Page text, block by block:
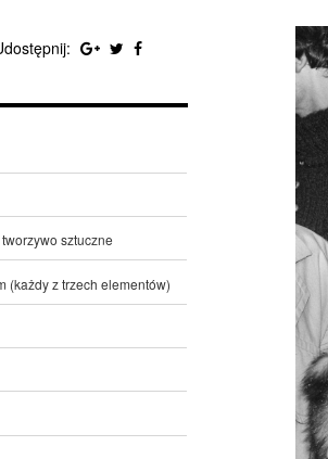
sztuczne
(każdy z trzech elementów)